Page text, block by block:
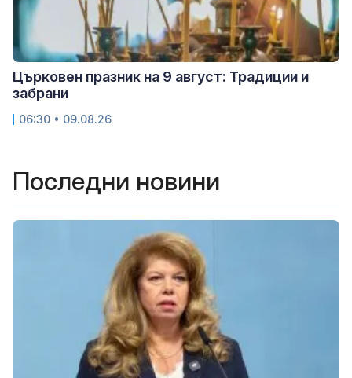
Църковен празник на 9 август: Традиции и
забрани
06:30 • 09.08.26
Последни новини